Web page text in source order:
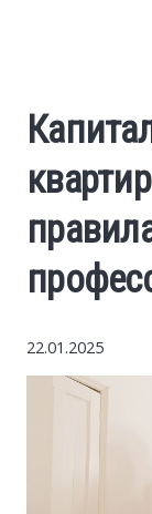
Auto
Politics
Society
Tourism
22.01.2025